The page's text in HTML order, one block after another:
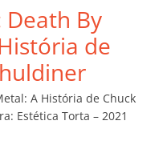
e
Cl
a
ss
ro
Li
n
k
ar
til
h
ar
Death By
de
A História de Chuck
Estética Torta – 2021